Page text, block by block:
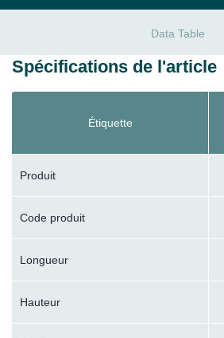
Data Table
Spécifications de l'article
Étiquette
Produit
Code produit
Longueur
Hauteur